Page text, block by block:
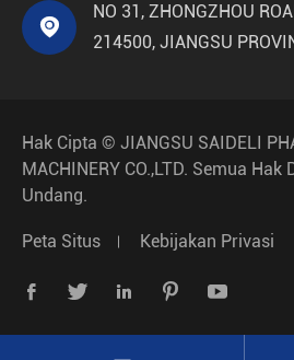

NO 31, ZHONGZHOU
214500, JIANGSU
Hak Cipta © JIANGSU SAIDELI
MACHINERY CO.,LTD. Semua Hak
Undang.
Peta Situs Kebijakan Privasi
    